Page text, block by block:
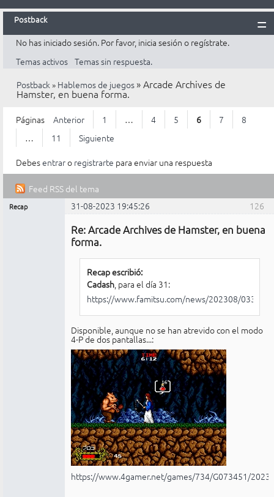
Postback
Inicio
Postback
Reglas
Registrarte
Entrar
No has iniciado sesión. Por favor, inicia sesión o regístrate.
Temas activos Temas sin respuesta.
Postback» Hablemos de juegos »Arcade Archives de
Hamster, en buena forma.
Páginas Anterior 1 … 4 5 6 7
8
…
11
Siguiente
Debesentraro registrarte para enviar una respuesta
Feed RSS del tema
126
Recap 31-08-2023 19:45:26
Re: Arcade Archives de Hamster, en buena
forma.
Recap escribió:
Cadash, para el día 31:
https://www.famitsu.com/news/202308/
Disponible, aunque no se han atrevido con el modo
4-P de dos pantallas...:
https://www.4gamer.net/games/734/G073451/